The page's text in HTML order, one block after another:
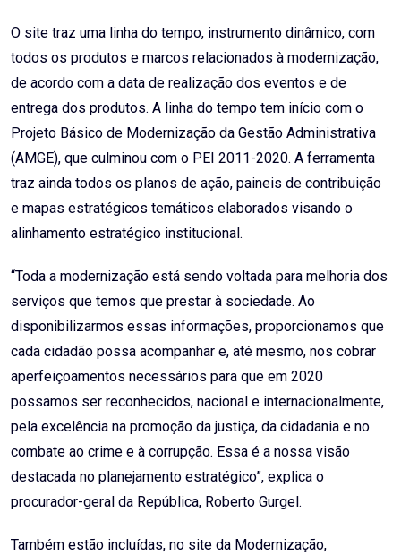
O site traz uma linha do tempo, instrumento dinâmico, com
todos os produtos e marcos relacionados à modernização,
de acordo com a data de realização dos eventos e de
entrega dos produtos. A linha do tempo tem início com o
Projeto Básico de Modernização da Gestão Administrativa
(AMGE), que culminou com o PEI 2011-2020. A ferramenta
traz ainda todos os planos de ação, paineis de contribuição
e mapas estratégicos temáticos elaborados visando o
alinhamento estratégico institucional.
“Toda a modernização está sendo voltada para melhoria dos
serviços que temos que prestar à sociedade. Ao
disponibilizarmos essas informações, proporcionamos que
cada cidadão possa acompanhar e, até mesmo, nos cobrar
aperfeiçoamentos necessários para que em 2020
possamos ser reconhecidos, nacional e internacionalmente,
pela excelência na promoção da justiça, da cidadania e no
combate ao crime e à corrupção. Essa é a nossa visão
destacada no planejamento estratégico”, explica o
procurador-geral da República, Roberto Gurgel.
Também estão incluídas, no site da Modernização,